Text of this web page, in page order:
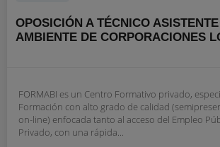
OPOSICIÓN A TÉCNICO
AMBIENTE DE CORPORACIONES
FORMABI es un Centro Formativo privado,
Formación con alto grado de calidad
on-line) enfocada tanto al acceso del Empleo
Privado, con una rápida...